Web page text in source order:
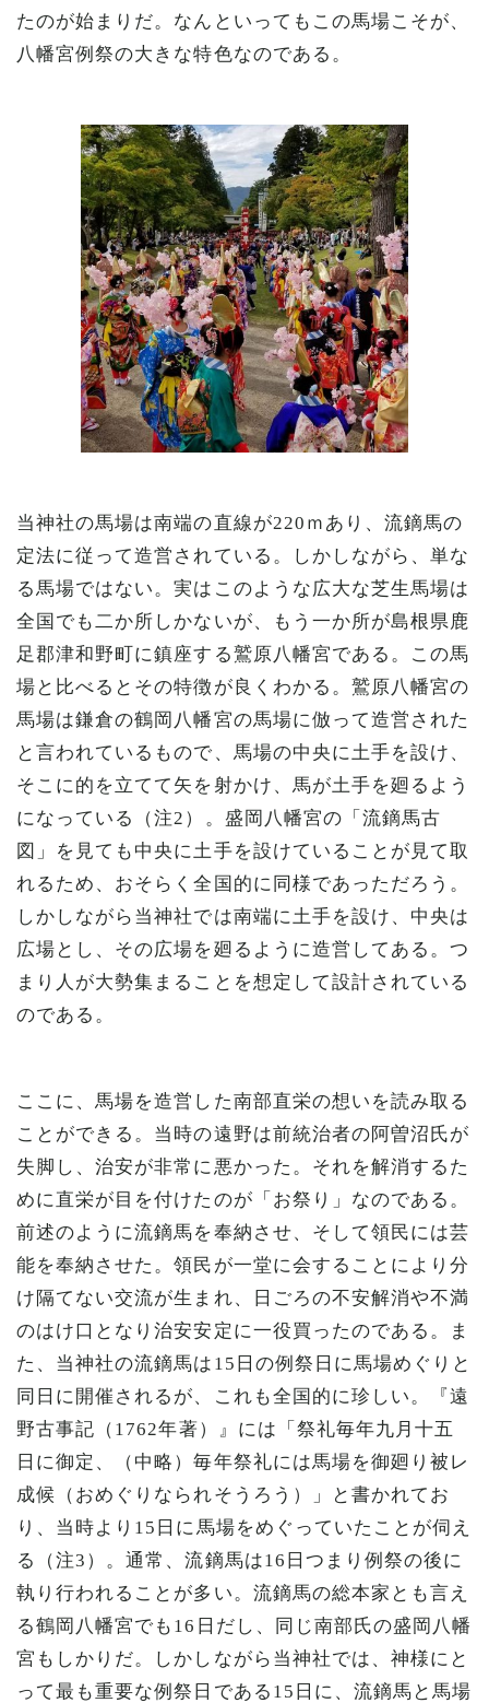
たのが始まりだ。なんといってもこの馬場こそが、
八幡宮例祭の大きな特色なのである。
当神社の馬場は南端の直線が220ｍあり、流鏑馬の
定法に従って造営されている。しかしながら、単な
る馬場ではない。実はこのような広大な芝生馬場は
全国でも二か所しかないが、もう一か所が島根県鹿
足郡津和野町に鎮座する鷲原八幡宮である。この馬
場と比べるとその特徴が良くわかる。鷲原八幡宮の
馬場は鎌倉の鶴岡八幡宮の馬場に倣って造営された
と言われているもので、馬場の中央に土手を設け、
そこに的を立てて矢を射かけ、馬が土手を廻るよう
になっている（注2）。盛岡八幡宮の「流鏑馬古
図」を見ても中央に土手を設けていることが見て取
れるため、おそらく全国的に同様であっただろう。
しかしながら当神社では南端に土手を設け、中央は
広場とし、その広場を廻るように造営してある。つ
まり人が大勢集まることを想定して設計されている
のである。
ここに、馬場を造営した南部直栄の想いを読み取る
ことができる。当時の遠野は前統治者の阿曽沼氏が
失脚し、治安が非常に悪かった。それを解消するた
めに直栄が目を付けたのが「お祭り」なのである。
前述のように流鏑馬を奉納させ、そして領民には芸
能を奉納させた。領民が一堂に会することにより分
け隔てない交流が生まれ、日ごろの不安解消や不満
のはけ口となり治安安定に一役買ったのである。ま
た、当神社の流鏑馬は15日の例祭日に馬場めぐりと
同日に開催されるが、これも全国的に珍しい。『遠
野古事記（1762年著）』には「祭礼毎年九月十五
日に御定、（中略）毎年祭礼には馬場を御廻り被レ
成候（おめぐりなられそうろう）」と書かれてお
り、当時より15日に馬場をめぐっていたことが伺え
る（注3）。通常、流鏑馬は16日つまり例祭の後に
執り行われることが多い。流鏑馬の総本家とも言え
る鶴岡八幡宮でも16日だし、同じ南部氏の盛岡八幡
宮もしかりだ。しかしながら当神社では、神様にと
って最も重要な例祭日である15日に、流鏑馬と馬場